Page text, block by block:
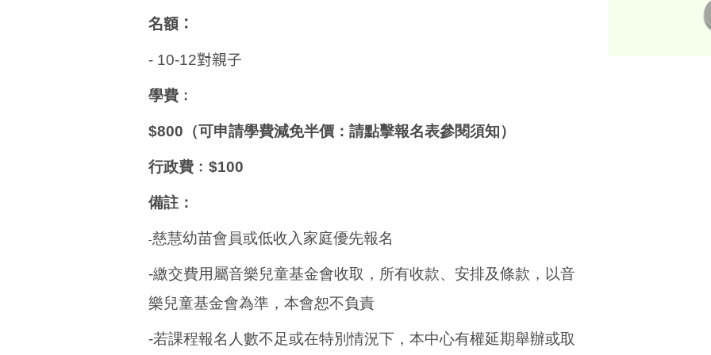
名額：
- 10-12對親子
學費﹕
$800（可申請學費減免半價：請點擊報名表參閱須知）
行政費﹕$100
備註：
-慈慧幼苗會員或低收入家庭優先報名
-繳交費用屬音樂兒童基金會收取，所有收款、安排及條款，以音
樂兒童基金會為準，本會恕不負責
-若課程報名人數不足或在特別情況下，本中心有權延期舉辦或取